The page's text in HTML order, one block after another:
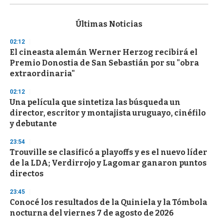
s
d
s
o
f
3
s
e
c
o
n
d
Últimas Noticias
02:12
El cineasta alemán Werner Herzog recibirá el
Premio Donostia de San Sebastián por su "obra
extraordinaria"
02:12
Una película que sintetiza las búsqueda un
director, escritor y montajista uruguayo, cinéfilo
y debutante
23:54
Trouville se clasificó a playoffs y es el nuevo líder
de la LDA; Verdirrojo y Lagomar ganaron puntos
directos
23:45
Conocé los resultados de la Quiniela y la Tómbola
nocturna del viernes 7 de agosto de 2026